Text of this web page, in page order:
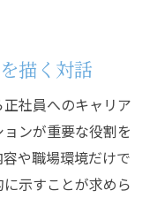
描く対話
社員へのキャリア
ンが重要な役割を
や職場環境だけで
示すことが求めら